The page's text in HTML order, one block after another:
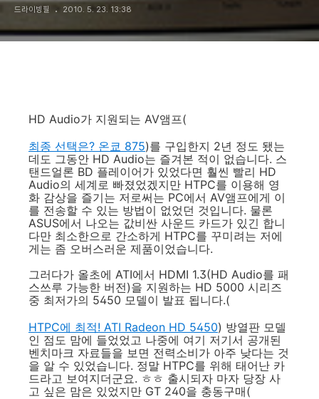
드라이빙필 2010. 5. 23. 13:38
HD Audio가 지원되는 AV앰프(
최종 선택은? 온쿄 875)를 구입한지 2년 정도 됐는
데도 그동안 HD Audio는 즐겨본 적이 없습니다. 스
탠드얼론 BD 플레이어가 있었다면 훨씬 빨리 HD
Audio의 세계로 빠졌었겠지만 HTPC를 이용해 영
화 감상을 즐기는 저로써는 PC에서 AV앰프에게 이
를 전송할 수 있는 방법이 없었던 것입니다. 물론
ASUS에서 나오는 값비싼 사운드 카드가 있긴 합니
다만 최소한으로 간소하게 HTPC를 꾸미려는 저에
게는 좀 오버스러운 제품이었습니다.
그러다가 올초에 ATI에서 HDMI 1.3(HD Audio를 패
스쓰루 가능한 버전)을 지원하는 HD 5000 시리즈
중 최저가의 5450 모델이 발표 됩니다.(
HTPC에 최적! ATI Radeon HD 5450) 방열판 모델
인 점도 맘에 들었었고 나중에 여기 저기서 공개된
벤치마크 자료들을 보면 전력소비가 아주 낮다는 것
을 알 수 있었습니다. 정말 HTPC를 위해 태어난 카
드라고 보여지더군요. ㅎㅎ 출시되자 마자 당장 사
고 싶은 맘은 있었지만 GT 240을 충동구매(